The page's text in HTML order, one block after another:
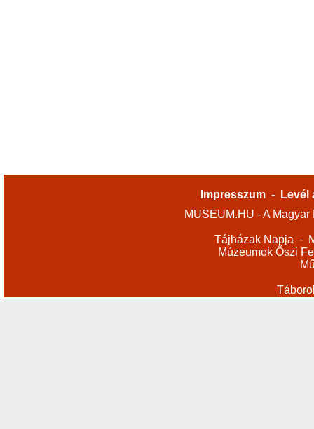
Impresszum -
Levél
MUSEUM.HU - A
Tájházak Napja -
Múzeumok Őszi